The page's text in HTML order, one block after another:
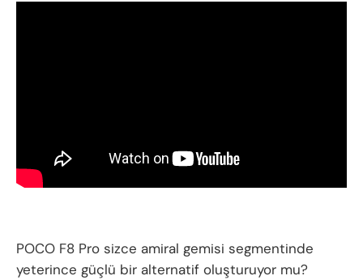
POCO F8 Pro sizce amiral gemisi segmentinde
yeterince güçlü bir alternatif oluşturuyor mu?